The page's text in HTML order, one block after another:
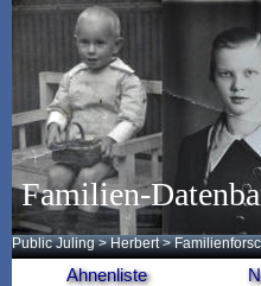
Familien-
Public Juling >Herbert >
Ahnenliste